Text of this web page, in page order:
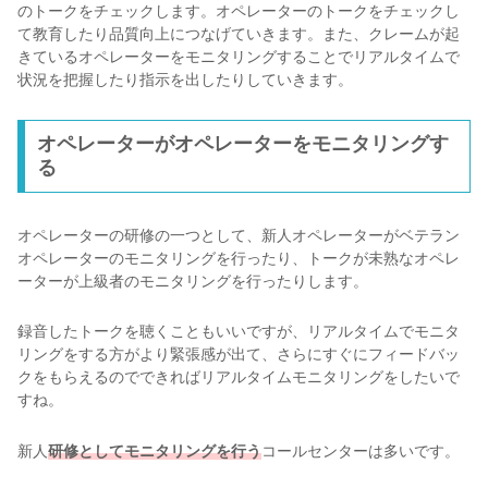
のトークをチェックします。オペレーターのトークをチェックし
て教育したり品質向上につなげていきます。また、クレームが起
きているオペレーターをモニタリングすることでリアルタイムで
状況を把握したり指示を出したりしていきます。
オペレーターがオペレーターをモニタリングす
る
オペレーターの研修の一つとして、新人オペレーターがベテラン
オペレーターのモニタリングを行ったり、トークが未熟なオペレ
ーターが上級者のモニタリングを行ったりします。
録音したトークを聴くこともいいですが、リアルタイムでモニタ
リングをする方がより緊張感が出て、さらにすぐにフィードバッ
クをもらえるのでできればリアルタイムモニタリングをしたいで
すね。
新人研修としてモニタリングを行うコールセンターは多いです。